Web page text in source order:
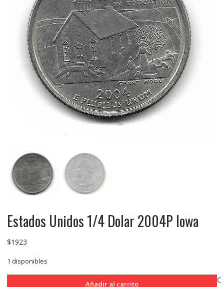
Estados Unidos 1/4 Dolar 2004P Iowa
$1923
1 disponibles
Añadir al carrito
C